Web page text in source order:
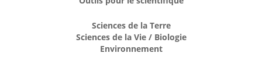
Sciences de la Terre
Sciences de la Vie / Biologie
Environnement